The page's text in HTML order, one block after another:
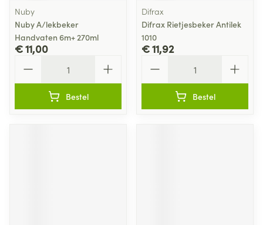
Nuby
Nuby A/lekbeker
Handvaten 6m+ 270ml
€ 11,00
Bestel
Difrax
Difrax Rietjesbeker Antilek
1010
€ 11,92
Bestel